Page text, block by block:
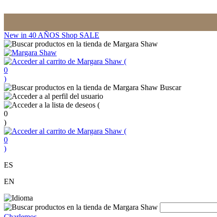
New in 40 AÑOS Shop SALE
(
0
)
Buscar
(
0
)
(
0
)
ES
EN